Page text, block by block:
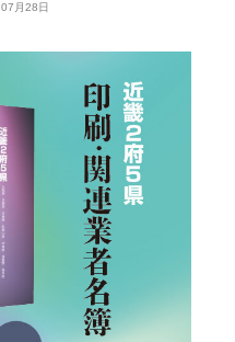
07月28日